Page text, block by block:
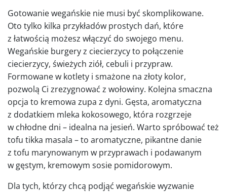
Gotowanie wegańskie nie musi być skomplikowane.
Oto tylko kilka przykładów prostych dań, które
z łatwością możesz włączyć do swojego menu.
Wegańskie burgery z ciecierzycy to połączenie
ciecierzycy, świeżych ziół, cebuli i przypraw.
Formowane w kotlety i smażone na złoty kolor,
pozwolą Ci zrezygnować z wołowiny. Kolejna smaczna
opcja to kremowa zupa z dyni. Gęsta, aromatyczna
z dodatkiem mleka kokosowego, która rozgrzeje
w chłodne dni – idealna na jesień. Warto spróbować też
tofu tikka masala – to aromatyczne, pikantne danie
z tofu marynowanym w przyprawach i podawanym
w gęstym, kremowym sosie pomidorowym.
Dla tych, którzy chcą podjąć wegańskie wyzwanie